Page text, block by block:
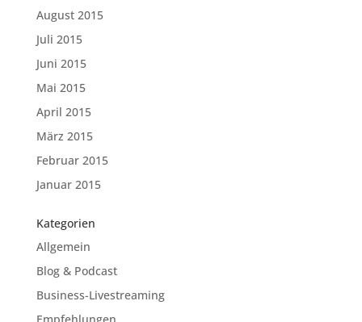
August 2015
Juli 2015
Juni 2015
Mai 2015
April 2015
März 2015
Februar 2015
Januar 2015
Kategorien
Allgemein
Blog & Podcast
Business-Livestreaming